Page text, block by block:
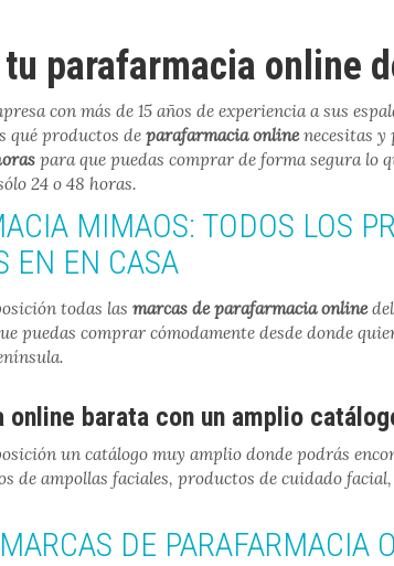
parafarmacia online
con más de 15 años de experiencia a sus
qué productos de parafarmacia onlinenecesitas y
para que puedas comprar de forma segura lo
24 o 48 horas.
MIMAOS: TODOS LOS
EN EN CASA
todas las marcas de parafarmacia onlinedel
puedas comprar cómodamente desde donde
online barata con un amplio
un catálogo muy amplio donde podrás
de ampollas faciales, productos de cuidado facial,
DE PARAFARMACIA